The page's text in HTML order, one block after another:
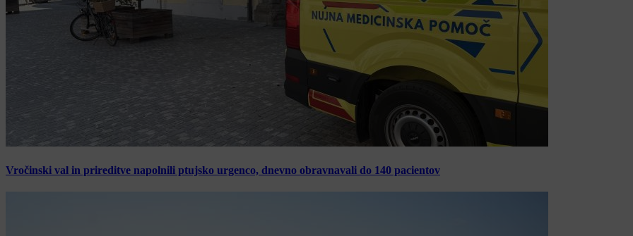
Vročinski val in prireditve napolnili ptujsko urgenco, dnevno obravnavali do 140 pacientov